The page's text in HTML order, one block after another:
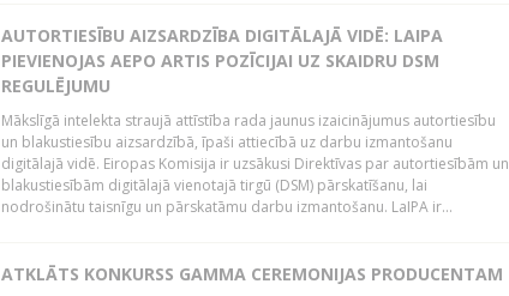
AUTORTIESĪBU AIZSARDZĪBA DIGITĀLAJĀ VIDĒ: LAIPA
PIEVIENOJAS AEPO ARTIS POZĪCIJAI UZ SKAIDRU DSM
REGULĒJUMU
Mākslīgā intelekta straujā attīstība rada jaunus izaicinājumus autortiesību
un blakustiesību aizsardzībā, īpaši attiecībā uz darbu izmantošanu
digitālajā vidē. Eiropas Komisija ir uzsākusi Direktīvas par autortiesībām un
blakustiesībām digitālajā vienotajā tirgū (DSM) pārskatīšanu, lai
nodrošinātu taisnīgu un pārskatāmu darbu izmantošanu. LaIPA ir...
ATKLĀTS KONKURSS GAMMA CEREMONIJAS PRODUCENTAM